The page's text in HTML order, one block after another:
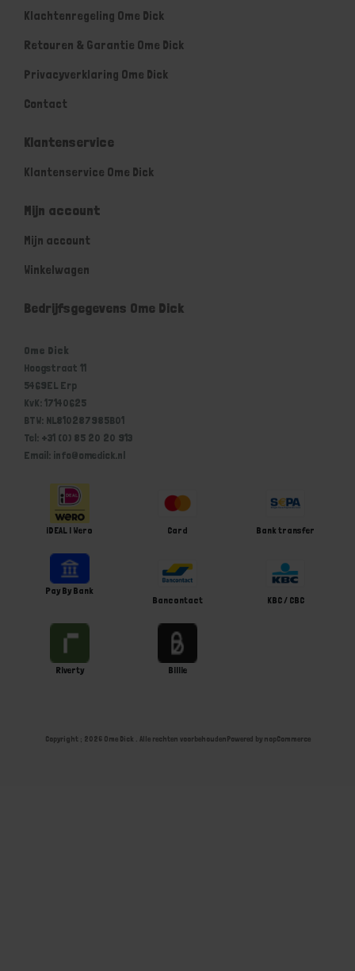
Klachtenregeling Ome Dick
Retouren & Garantie Ome Dick
Privacyverklaring Ome Dick
Contact
Klantenservice
Klantenservice Ome Dick
Mijn account
Mijn account
Winkelwagen
Bedrijfsgegevens Ome Dick
Ome Dick
Hoogstraat 11
5469EL Erp
KvK: 17140625
BTW: NL810287985B01
Tel: +31 (0) 85 20 20 913
Email: info@omedick.nl
iDEAL | Wero Card Bank transfer
Pay By Bank
Bancontact
KBC / CBC
Riverty Billie
Copyright ; 2026 Ome Dick . Alle rechten voorbehoudenPowered by nopCommerce